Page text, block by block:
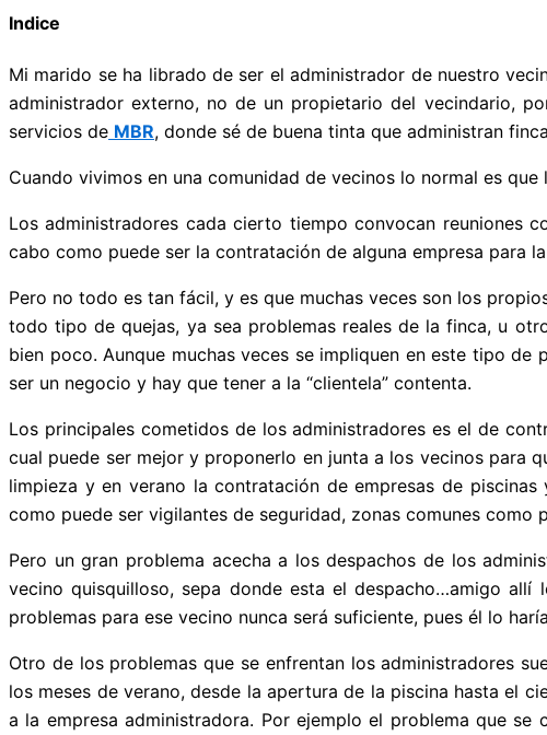
Indice
Mi marido se ha librado de ser el administrador de nuestro
administrador externo, no de un propietario del vecindario,
servicios de MBR, donde sé de buena tinta que administran
Cuando vivimos en una comunidad de vecinos lo normal es
Los administradores cada cierto tiempo convocan reuniones
cabo como puede ser la contratación de alguna empresa para
Pero no todo es tan fácil, y es que muchas veces son los
todo tipo de quejas, ya sea problemas reales de la finca, u
bien poco. Aunque muchas veces se impliquen en este tipo
ser un negocio y hay que tener a la “clientela” contenta.
Los principales cometidos de los administradores es el de
cual puede ser mejor y proponerlo en junta a los vecinos para
limpieza y en verano la contratación de empresas de
como puede ser vigilantes de seguridad, zonas comunes
Pero un gran problema acecha a los despachos de los
vecino quisquilloso, sepa donde esta el despacho…amigo
problemas para ese vecino nunca será suficiente, pues él lo
Otro de los problemas que se enfrentan los administradores
los meses de verano, desde la apertura de la piscina hasta el
a la empresa administradora. Por ejemplo el problema que